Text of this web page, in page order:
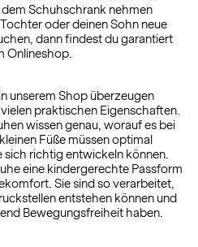
Schuhschrank nehmen
oder deinen Sohn neue
dann findest du garantiert
Onlineshop.
unserem Shop überzeugen
praktischen Eigenschaften.
wissen genau, worauf es bei
Füße müssen optimal
richtig entwickeln können.
eine kindergerechte Passform
Sie sind so verarbeitet,
entstehen können und
Bewegungsfreiheit haben.